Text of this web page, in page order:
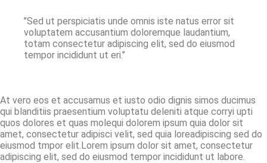
’’Sed ut perspiciatis unde omnis iste natus error sit
voluptatem accusantium doloremque laudantium,
totam consectetur adipiscing elit, sed do eiusmod
tempor incididunt ut eri.’’
At vero eos et accusamus et iusto odio dignis simos ducimus
qui blanditiis praesentium voluptatu deleniti atque corryi upti
quos dolores et quas molequi dolorem ipsum quia dolor sit
amet, consectetur adipisci velit, sed quia loreadipiscing sed do
eiusmod tmpor elit.Lorem ipsum dolor sit amet, consectetur
adipiscing elit, sed do eiusmod tempor incididunt ut labore.